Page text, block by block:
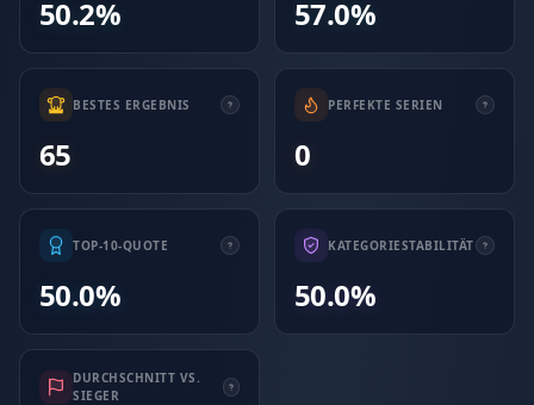
50.2% 57.0%
BESTES ERGEBNIS
65
PERFEKTE SERIEN
0
TOP-10-QUOTE
50.0%
KATEGORIESTABILITÄT
50.0%
DURCHSCHNITT VS.
SIEGER